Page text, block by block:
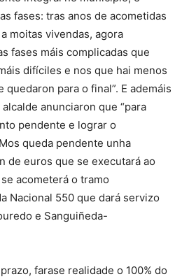
fases: tras anos de acometidas
moitas vivendas, agora
fases máis complicadas que
difíciles e nos que hai menos
para o final”. E ademáis
anunciaron que “para
pendente e lograr o
queda pendente unha
de euros que se executará ao
acometerá o tramo
Nacional 550 que dará servizo
e Sanguiñeda-
farase realidade o 100% do